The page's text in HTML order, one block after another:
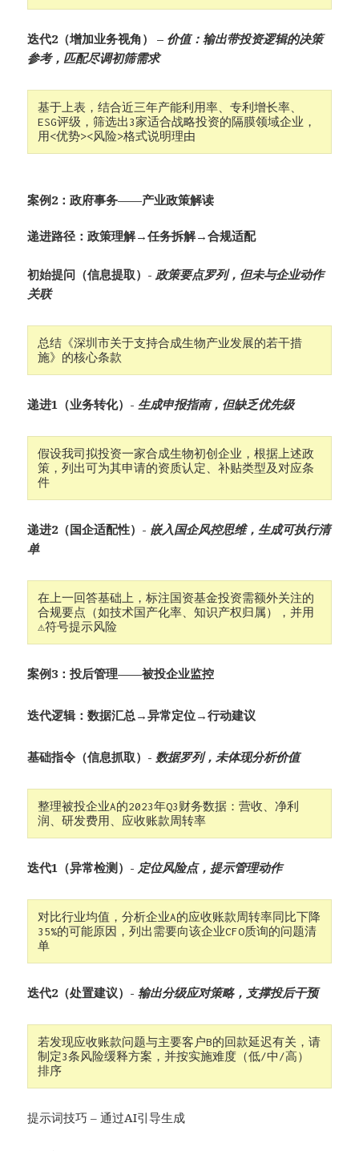
迭代2（增加业务视角）​ – 价值：输出带投资逻辑的决策
参考，匹配尽调初筛需求
基于上表，结合近三年产能利用率、专利增长率、
ESG评级，筛选出3家适合战略投资的隔膜领域企业，
用<优势><风险>格式说明理由
案例2：政府事务——产业政策解读
递进路径：政策理解→任务拆解→合规适配
初始提问（信息提取）​-政策要点罗列，但未与企业动作
关联
总结《深圳市关于支持合成生物产业发展的若干措
施》的核心条款
递进1（业务转化）​-生成申报指南，但缺乏优先级
假设我司拟投资一家合成生物初创企业，根据上述政
策，列出可为其申请的资质认定、补贴类型及对应条
件
递进2（国企适配性）​- 嵌入国企风控思维，生成可执行清
单
在上一回答基础上，标注国资基金投资需额外关注的
合规要点（如技术国产化率、知识产权归属），并用
⚠️符号提示风险
案例3：投后管理——被投企业监控
迭代逻辑：数据汇总→异常定位→行动建议
基础指令（信息抓取）​- 数据罗列，未体现分析价值
整理被投企业A的2023年Q3财务数据：营收、净利
润、研发费用、应收账款周转率
迭代1（异常检测）​- 定位风险点，提示管理动作
对比行业均值，分析企业A的应收账款周转率同比下降
35%的可能原因，列出需要向该企业CFO质询的问题清
单
迭代2（处置建议）​-输出分级应对策略，支撑投后干预
若发现应收账款问题与主要客户B的回款延迟有关，请
制定3条风险缓释方案，并按实施难度（低/中/高）
排序
提示词技巧 – 通过AI引导生成